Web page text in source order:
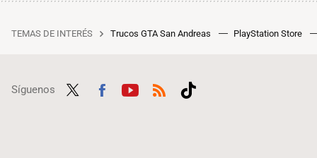
TEMAS DE INTERÉS Trucos GTA San Andreas PlayStation Store
Síguenos